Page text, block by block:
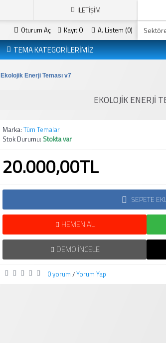
İLETIŞIM
Oturum Aç Kayıt Ol A. Listem (0)
TEMA KATEGORİLERİMİZ
Ekolojik Enerji Teması v7
EKOLOJIK ENERJI
Marka: Tüm Temalar
Stok Durumu: Stokta var
20.000,00TL
SEPETE
HEMEN AL
DEMO İNCELE
0 yorum /Yorum Yap